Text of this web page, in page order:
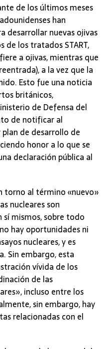
de los últimos meses
han
desarrollar nuevas ojivas
de los tratados START,
a ojivas, mientras que
a la vez que la
Esto fue una noticia
británicos,
de Defensa del
de notificar al
de desarrollo de
honor a lo que se
declaración pública al
torno al término «nuevo»
nucleares son
mismos, sobre todo
hay oportunidades ni
nucleares, y es
Sin embargo, esta
vívida de los
de las
incluso entre los
sin embargo, hay
relacionadas con el